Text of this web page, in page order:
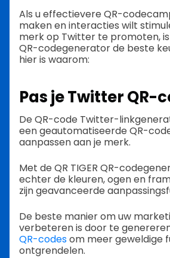
Als u effectievere QR-
maken en interacties wilt
merk op Twitter te promoten, is
QR-codegenerator de beste
hier is waarom:
Pas je Twitter QR-
De QR-code Twitter-
een geautomatiseerde QR-
aanpassen aan je merk.
Met de QR TIGER QR-
echter de kleuren, ogen en
zijn geavanceerde
De beste manier om uw
verbeteren is door te
QR-codesom meer geweldige
ontgrendelen.